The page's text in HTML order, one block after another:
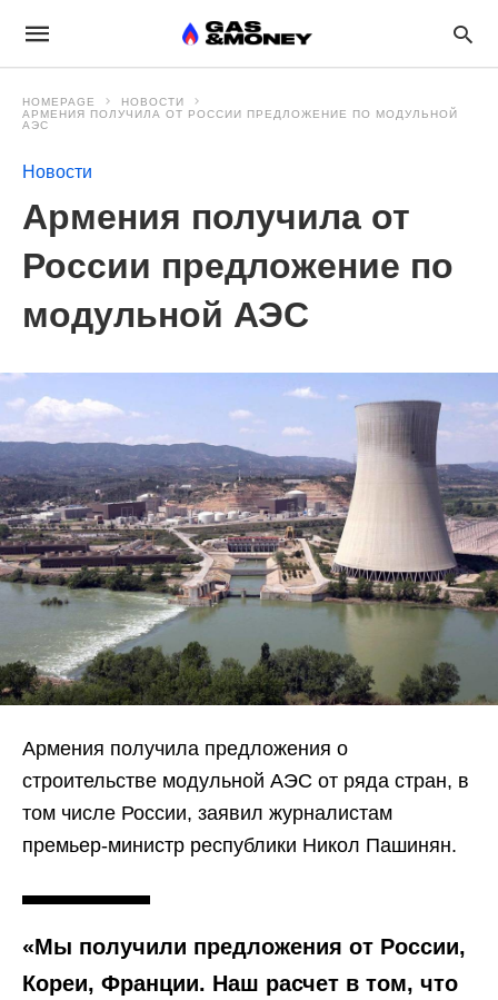
HOMEPAGE
НОВОСТИ
АРМЕНИЯ ПОЛУЧИЛА ОТ РОССИИ ПРЕДЛОЖЕНИЕ ПО МОДУЛЬНОЙ
АЭС
Новости
Армения получила от
России предложение по
модульной АЭС
Армения получила предложения о
строительстве модульной АЭС от ряда стран, в
том числе России, заявил журналистам
премьер-министр республики Никол Пашинян.
«Мы получили предложения от России,
Кореи, Франции. Наш расчет в том, что